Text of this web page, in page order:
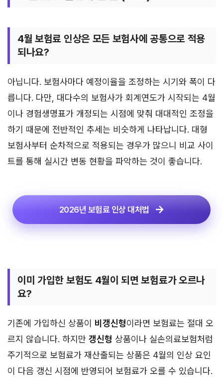
4월 보험료 인상은 모든 보험사에 공통으로 적용
되나요?
아닙니다. 보험사마다 예정이율을 조정하는 시기와 폭이 다
릅니다. 다만, 대다수의 보험사가 회계연도가 시작되는 4월
이나 경험생명표가 개정되는 시점에 맞춰 대대적인 조정을
하기 때문에 전반적인 추세는 비슷하게 나타납니다. 대형
보험사부터 순차적으로 적용되는 경우가 많으니 비교 사이
트를 통해 실시간 변동 현황을 파악하는 것이 좋습니다.
2026년 보험료 인상 대처법
이미 가입한 보험도 4월이 되면 보험료가 오르나
요?
기존에 가입하신 상품이 비갱신형이라면 보험료는 절대 오
르지 않습니다. 하지만 갱신형 상품이나 실손의료보험처럼
주기적으로 보험료가 재산출되는 상품은 4월의 인상 요인
이 다음 갱신 시점에 반영되어 보험료가 오를 수 있습니다.